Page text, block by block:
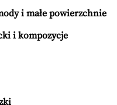
i małe powierzchnie
i kompozycje